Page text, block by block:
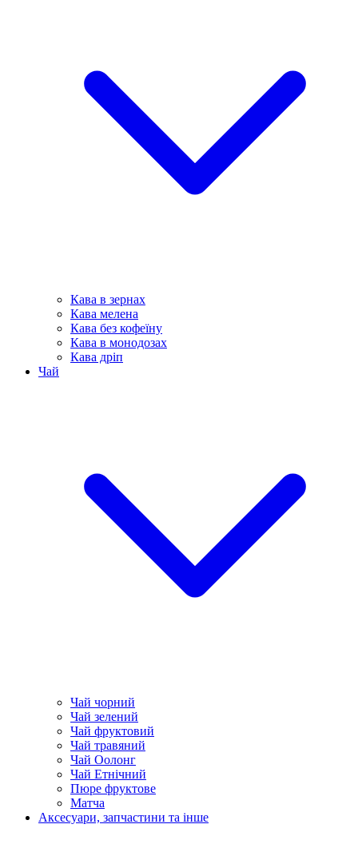
Кава в зернах
Кава мелена
Кава без кофеїну
Кава в монодозах
Кава дріп
Чай
Чай чорний
Чай зелений
Чай фруктовий
Чай травяний
Чай Оолонг
Чай Етнічний
Пюре фруктове
Матча
Аксесуари, запчастини та інше